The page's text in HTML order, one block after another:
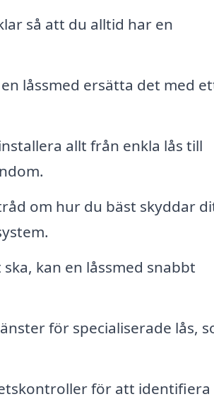
så att du alltid har en
låssmed ersätta det med
allt från enkla lås till
om hur du bäst skyddar
kan en låssmed snabbt
för specialiserade lås,
för att identifiera